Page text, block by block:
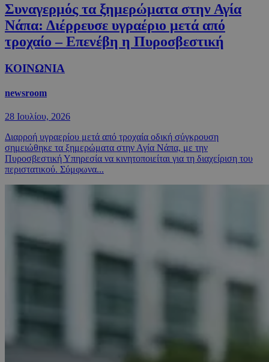
Συναγερμός τα ξημερώματα στην Αγία
Νάπα: Διέρρευσε υγραέριο μετά από
τροχαίο – Επενέβη η Πυροσβεστική
ΚΟΙΝΩΝΙΑ
newsroom
28 Ιουλίου, 2026
Διαρροή υγραερίου μετά από τροχαία οδική σύγκρουση
σημειώθηκε τα ξημερώματα στην Αγία Νάπα, με την
Πυροσβεστική Υπηρεσία να κινητοποιείται για τη διαχείριση του
περιστατικού. Σύμφωνα...